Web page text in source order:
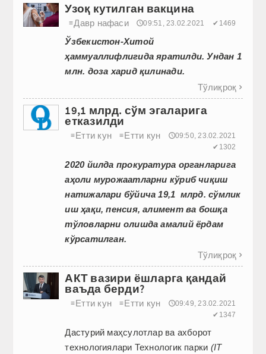
Узоқ кутилган вакцина
≡Давр нафаси 🕔09:51, 23.02.2021 ✔1469
Ўзбекистон-Хитой
ҳаммуаллифлигида яратилди. Ундан 1
млн. доза харид қилинади.
Тўлиқроқ 
19,1 млрд. сўм эгаларига
етказилди
≡Етти кун ≡Етти кун
🕔09:50, 23.02.2021
✔1302
2020 йилда прокуратура органларига
аҳоли мурожаатларни кўриб чиқиш
натижалари бўйича 19,1 млрд. сўмлик
иш ҳақи, пенсия, алимент ва бошқа
тўловларни олишда амалий ёрдам
кўрсатилган.
Тўлиқроқ 
АКТ вазири ёшларга қандай
ваъда берди?
≡Етти кун ≡Етти кун
🕔09:49, 23.02.2021
✔1347
Дастурий маҳсулотлар ва ахборот
технологиялари Технологик парки (IT